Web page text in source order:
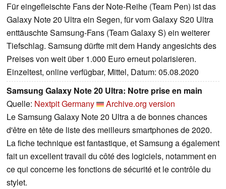
Für eingefleischte Fans der Note-Reihe (Team Pen) ist das
Galaxy Note 20 Ultra ein Segen, für vom Galaxy S20 Ultra
enttäuschte Samsung-Fans (Team Galaxy S) ein weiterer
Tiefschlag. Samsung dürfte mit dem Handy angesichts des
Preises von weit über 1.000 Euro erneut polarisieren.
Einzeltest, online verfügbar, Mittel, Datum: 05.08.2020
Samsung Galaxy Note 20 Ultra: Notre prise en main
Quelle: Nextpit Germany
Archive.org version
Le Samsung Galaxy Note 20 Ultra a de bonnes chances
d'être en tête de liste des meilleurs smartphones de 2020.
La fiche technique est fantastique, et Samsung a également
fait un excellent travail du côté des logiciels, notamment en
ce qui concerne les fonctions de sécurité et le contrôle du
stylet.